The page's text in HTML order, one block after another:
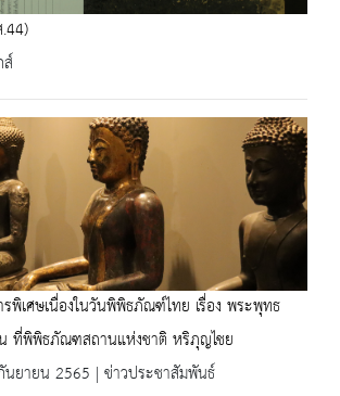
พิเศษเนื่องในวันพิพิธภัณฑ์ไทย เรื่อง พระพุทธ
ที่พิพิธภัณฑสถานแห่งชาติ หริภุญไชย
ยายน 2565 | ข่าวประชาสัมพันธ์